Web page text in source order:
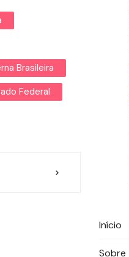
Brasileira
Federal
Início
Sobre